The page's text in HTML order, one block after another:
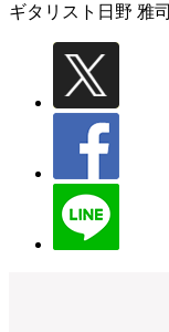
ギタリスト 日野 雅司